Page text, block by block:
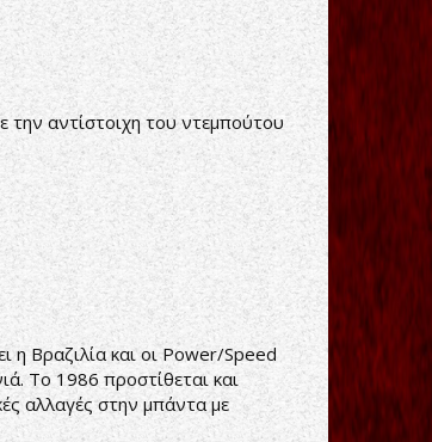
την αντίστοιχη του ντεμπούτου
η Βραζιλία και οι Power/Speed
Το 1986 προστίθεται και
αλλαγές στην μπάντα με